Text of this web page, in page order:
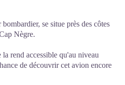
se situe près des côtes
Nègre.
rend accessible qu'au niveau
de découvrir cet avion encore